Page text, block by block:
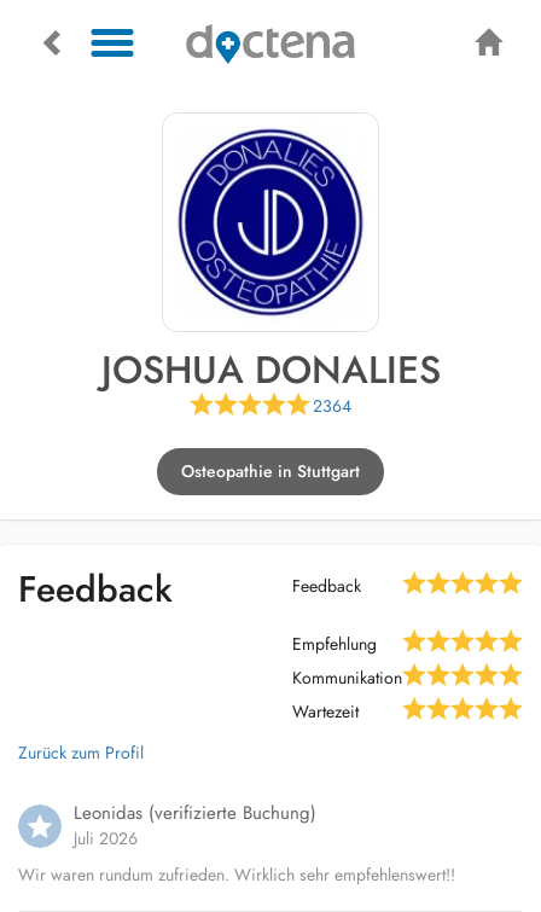
JOSHUA DONALIES
2364
Osteopathie in Stuttgart
Feedback Feedback
Empfehlung
Kommunikation
Wartezeit
Zurück zum Profil
Leonidas (verifizierte Buchung)
Juli 2026
Wir waren rundum zufrieden. Wirklich sehr empfehlenswert!!